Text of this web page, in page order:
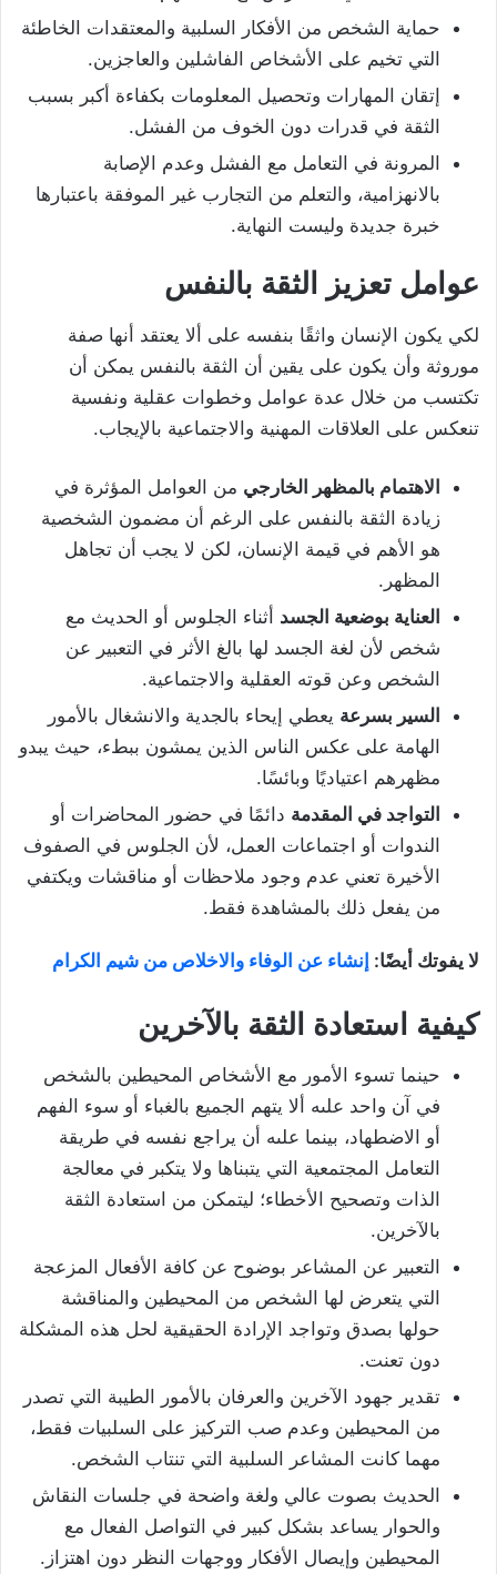
حماية الشخص من الأفكار السلبية والمعتقدات الخاطئة
التي تخيم على الأشخاص الفاشلين والعاجزين.
إتقان المهارات وتحصيل المعلومات بكفاءة أكبر بسبب
الثقة في قدرات دون الخوف من الفشل.
المرونة في التعامل مع الفشل وعدم الإصابة
بالانهزامية، والتعلم من التجارب غير الموفقة باعتبارها
خبرة جديدة وليست النهاية.
عوامل تعزيز الثقة بالنفس
لكي يكون الإنسان واثقًا بنفسه على ألا يعتقد أنها صفة
موروثة وأن يكون على يقين أن الثقة بالنفس يمكن أن
تكتسب من خلال عدة عوامل وخطوات عقلية ونفسية
تنعكس على العلاقات المهنية والاجتماعية بالإيجاب.
الاهتمام بالمظهر الخارجي من العوامل المؤثرة في
زيادة الثقة بالنفس على الرغم أن مضمون الشخصية
هو الأهم في قيمة الإنسان، لكن لا يجب أن تجاهل
المظهر.
العناية بوضعية الجسد أثناء الجلوس أو الحديث مع
شخص لأن لغة الجسد لها بالغ الأثر في التعبير عن
الشخص وعن قوته العقلية والاجتماعية.
السير بسرعة يعطي إيحاء بالجدية والانشغال بالأمور
الهامة على عكس الناس الذين يمشون ببطء، حيث يبدو
مظهرهم اعتياديًا وبائسًا.
التواجد في المقدمة دائمًا في حضور المحاضرات أو
الندوات أو اجتماعات العمل، لأن الجلوس في الصفوف
الأخيرة تعني عدم وجود ملاحظات أو مناقشات ويكتفي
من يفعل ذلك بالمشاهدة فقط.
لا يفوتك أيضًا: إنشاء عن الوفاء والاخلاص من شيم الكرام
كيفية استعادة الثقة بالآخرين
حينما تسوء الأمور مع الأشخاص المحيطين بالشخص
في آن واحد علىه ألا يتهم الجميع بالغباء أو سوء الفهم
أو الاضطهاد، بينما علىه أن يراجع نفسه في طريقة
التعامل المجتمعية التي يتبناها ولا يتكبر في معالجة
الذات وتصحيح الأخطاء؛ ليتمكن من استعادة الثقة
بالآخرين.
التعبير عن المشاعر بوضوح عن كافة الأفعال المزعجة
التي يتعرض لها الشخص من المحيطين والمناقشة
حولها بصدق وتواجد الإرادة الحقيقية لحل هذه المشكلة
دون تعنت.
تقدير جهود الآخرين والعرفان بالأمور الطيبة التي تصدر
من المحيطين وعدم صب التركيز على السلبيات فقط،
مهما كانت المشاعر السلبية التي تنتاب الشخص.
الحديث بصوت عالي ولغة واضحة في جلسات النقاش
والحوار يساعد بشكل كبير في التواصل الفعال مع
المحيطين وإيصال الأفكار ووجهات النظر دون اهتزاز.